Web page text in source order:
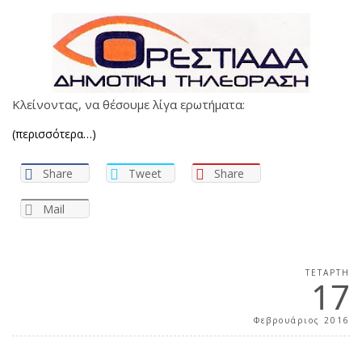
Κλείνοντας, να θέσουμε λίγα ερωτήματα:
(περισσότερα…)
Share Tweet Share
Mail
ΤΕΤΆΡΤΗ
17
Φεβρουάριος 2016